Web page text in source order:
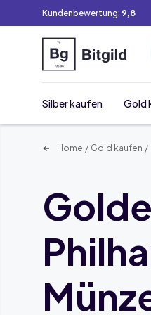
Kundenbewertung: 9,8
Silber kaufen Gold
Home / Gold kaufen /